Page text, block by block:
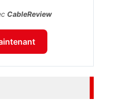
CableReview